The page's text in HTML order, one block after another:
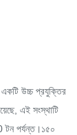
একটি উচ্চ প্রযুক্তির
এই সংস্থাটি
পর্যন্ত।১৫০